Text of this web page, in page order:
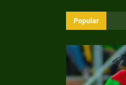
Popular